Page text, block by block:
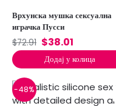
Врхунска мушка сексуална
играчка Пусси
$72.91 $38.01
Додај у колица
-48%